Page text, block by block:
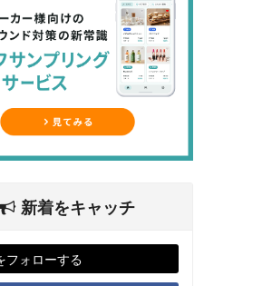
新着をキャッチ
フォローする